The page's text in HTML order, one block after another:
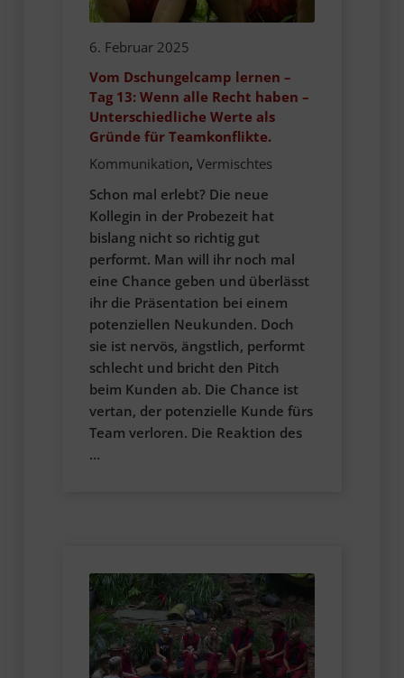
6. Februar 2025
Vom Dschungelcamp lernen –
Tag 13: Wenn alle Recht haben –
Unterschiedliche Werte als
Gründe für Teamkonflikte.
Kommunikation, Vermischtes
Schon mal erlebt? Die neue
Kollegin in der Probezeit hat
bislang nicht so richtig gut
performt. Man will ihr noch mal
eine Chance geben und überlässt
ihr die Präsentation bei einem
potenziellen Neukunden. Doch
sie ist nervös, ängstlich, performt
schlecht und bricht den Pitch
beim Kunden ab. Die Chance ist
vertan, der potenzielle Kunde fürs
Team verloren. Die Reaktion des
…